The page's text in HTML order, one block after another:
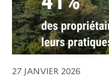
27 JANVIER 2026